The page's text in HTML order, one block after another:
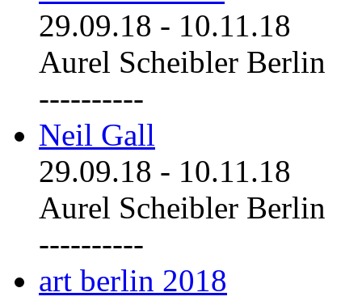
29.09.18 - 10.11.18
Aurel Scheibler Berlin
----------
Neil Gall
29.09.18 - 10.11.18
Aurel Scheibler Berlin
----------
art berlin 2018